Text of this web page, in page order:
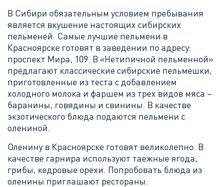
В Сибири обязательным условием пребывания
является вкушение настоящих сибирских
пельменей. Самые лучшие пельмени в
Красноярске готовят в заведении по адресу:
проспект Мира, 109. В «Нетипичной пельменной»
предлагают классические сибирские пельмешки,
приготовленные из теста с добавлением
холодного молока и фаршем из трех видов мяса –
баранины, говядины и свинины. В качестве
экзотического блюда подаются пельмени с
олениной.
Оленину в Красноярске готовят великолепно. В
качестве гарнира используют таежные ягода,
грибы, кедровые орехи. Попробовать блюда из
оленины приглашают рестораны: